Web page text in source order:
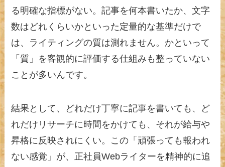
る明確な指標がない。記事を何本書いたか、文字
数はどれくらいかといった定量的な基準だけで
は、ライティングの質は測れません。かといって
「質」を客観的に評価する仕組みも整っていない
ことが多いんです。
結果として、どれだけ丁寧に記事を書いても、ど
れだけリサーチに時間をかけても、それが給与や
昇格に反映されにくい。この「頑張っても報われ
ない感覚」が、正社員Webライターを精神的に追